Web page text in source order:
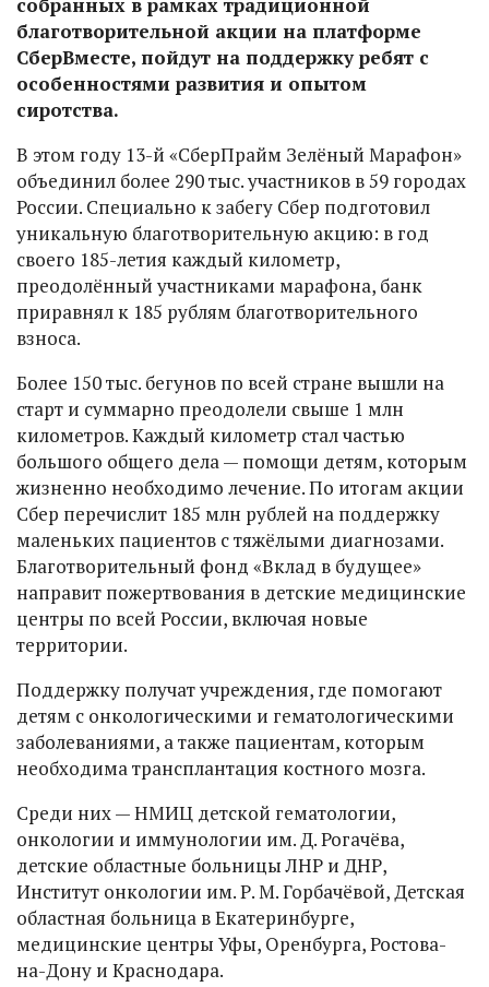
собранных в рамках традиционной
благотворительной акции на платформе
СберВместе, пойдут на поддержку ребят с
особенностями развития и опытом
сиротства.
В этом году 13-й «СберПрайм Зелёный Марафон»
объединил более 290 тыс. участников в 59 городах
России. Специально к забегу Сбер подготовил
уникальную благотворительную акцию: в год
своего 185-летия каждый километр,
преодолённый участниками марафона, банк
приравнял к 185 рублям благотворительного
взноса.
Более 150 тыс. бегунов по всей стране вышли на
старт и суммарно преодолели свыше 1 млн
километров. Каждый километр стал частью
большого общего дела — помощи детям, которым
жизненно необходимо лечение. По итогам акции
Сбер перечислит 185 млн рублей на поддержку
маленьких пациентов с тяжёлыми диагнозами.
Благотворительный фонд «Вклад в будущее»
направит пожертвования в детские медицинские
центры по всей России, включая новые
территории.
Поддержку получат учреждения, где помогают
детям с онкологическими и гематологическими
заболеваниями, а также пациентам, которым
необходима трансплантация костного мозга.
Среди них — НМИЦ детской гематологии,
онкологии и иммунологии им. Д. Рогачёва,
детские областные больницы ЛНР и ДНР,
Институт онкологии им. Р. М. Горбачёвой, Детская
областная больница в Екатеринбурге,
медицинские центры Уфы, Оренбурга, Ростова-
на-Дону и Краснодара.